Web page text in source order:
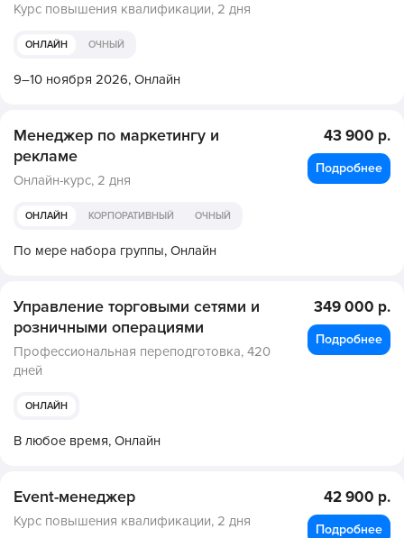
Курс повышения квалификации, 2 дня
ОНЛАЙН ОЧНЫЙ
9–10 ноября 2026, Онлайн
Менеджер по маркетингу и
рекламе
Онлайн-курс, 2 дня
ОНЛАЙН КОРПОРАТИВНЫЙ ОЧНЫЙ
По мере набора группы, Онлайн
43 900 р.
Подробнее
Управление торговыми сетями и
розничными операциями
Профессиональная переподготовка, 420
дней
ОНЛАЙН
В любое время, Онлайн
349 000 р.
Подробнее
Event-менеджер
Курс повышения квалификации, 2 дня
42 900 р.
Подробнее